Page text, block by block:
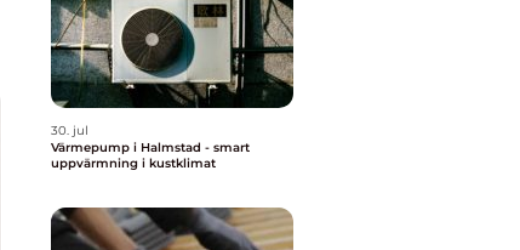
30. jul
Värmepump i Halmstad - smart
uppvärmning i kustklimat